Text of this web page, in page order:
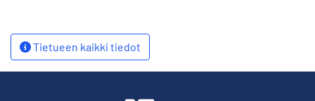
Tietueen kaikki tiedot